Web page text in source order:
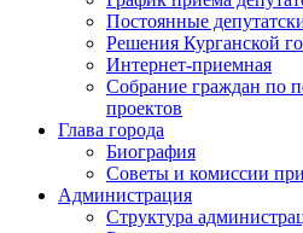
Постоянные
Решения Курганской
Интернет-приемная
Собрание граждан по
проектов
Глава города
Биография
Советы и комиссии
Администрация
Структура